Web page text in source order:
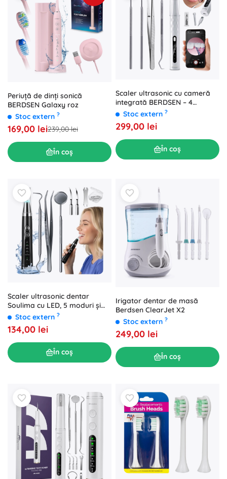
Periuță de dinți sonică
BERDSEN Galaxy roz
Stoc extern ?
169,00 lei239,00 lei
În coș
Scaler ultrasonic cu cameră
integrată BERDSEN – 4
moduri, lumină LED, USB‑C
Stoc extern ?
299,00 lei
În coș
Scaler ultrasonic dentar
Soulima cu LED, 5 moduri și
vârfuri interschimbabile
Stoc extern ?
134,00 lei
În coș
Irigator dentar de masă
Berdsen ClearJet X2
Stoc extern ?
249,00 lei
În coș